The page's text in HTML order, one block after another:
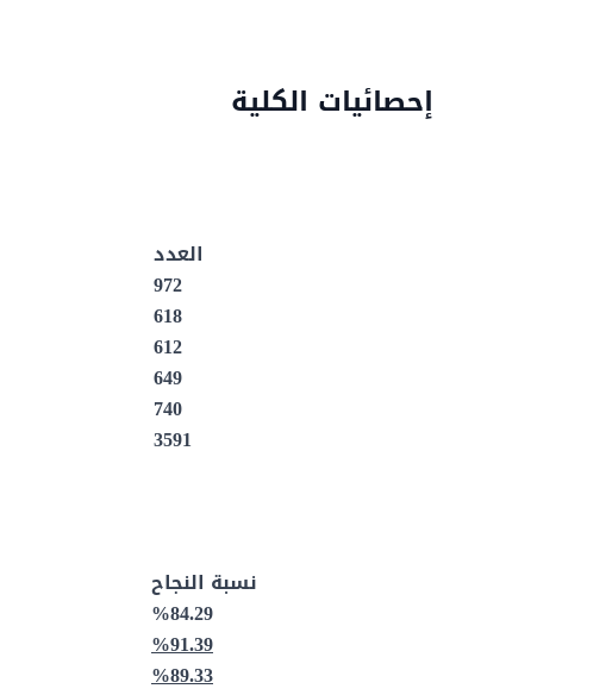
إحصائيات الكلية
العدد
972
618
612
649
740
3591
نسبة النجاح
%84.29
%91.39
%89.33